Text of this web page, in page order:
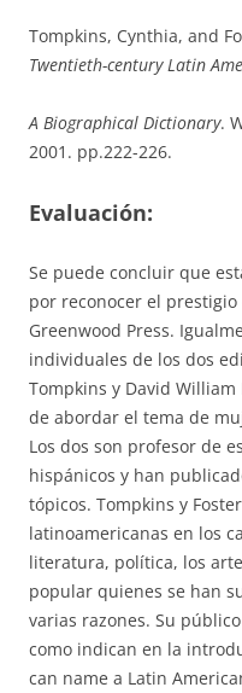
Tompkins, Cynthia, and
Twentieth-century Latin
A Biographical Dictionary.
2001. pp.222-226.
Evaluación:
Se puede concluir que
por reconocer el
Greenwood Press.
individuales de los dos
Tompkins y David
de abordar el tema de
Los dos son profesor de
hispánicos y han
tópicos. Tompkins y
latinoamericanas en los
literatura, política, los
popular quienes se han
varias razones. Su
como indican en la
can name a Latin